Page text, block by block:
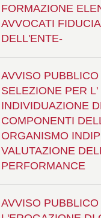
FORMAZIONE
AVVOCATI
DELL'ENTE-
AVVISO PUBBLICO
SELEZIONE PER L'
INDIVIDUAZIONE
COMPONENTI
ORGANISMO
VALUTAZIONE
PERFORMANCE
AVVISO PUBBLICO